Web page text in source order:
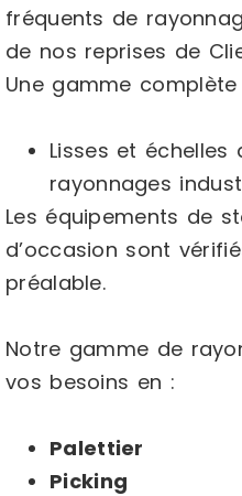
fréquents de
de nos reprises de
Une gamme
Lisses et
rayonnages
Les équipements de
d’occasion sont
préalable.
Notre gamme de
vos besoins en :
Palettier
Picking